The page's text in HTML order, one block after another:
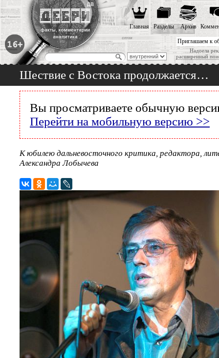
Приглашаем к
Надоела
расширенный
Главная Разделы Архив
Шествие с Востока продолжается…
Вы просматриваете обычную
Перейти на мобильную версию >>
К юбилею дальневосточного критика, редактора,
Александра Лобычева